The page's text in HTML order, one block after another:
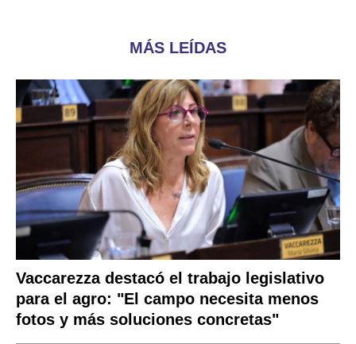
MÁS LEÍDAS
Vaccarezza destacó el trabajo legislativo
para el agro: "El campo necesita menos
fotos y más soluciones concretas"